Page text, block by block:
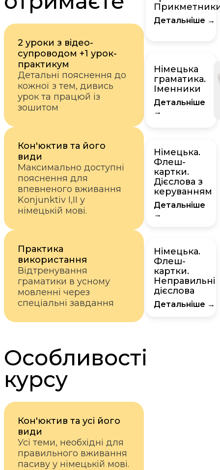
2 уроки з відео-
супроводом +1 урок-
практикум
Детальні пояснення до
кожної з тем, дивись
урок та працюй із
зошитом
Кон'юктив та його
види
Максимально доступні
пояснення для
впевненого вживання
Konjunktiv I,II у
німецькій мові.
Практика
використання
Відтренування
граматики в усному
мовленні через
спеціальні завдання
Особливості
курсу
Кон'юктив та усі його
види
Усі теми, необхідні для
правильного вживання
пасиву у німецькій мові.
Детальніше →
Німецька
граматика.
Іменники
Детальніше
→
Німецька.
Флеш-
картки.
Дієслова з
керуванням
Детальніше
→
Німецька.
Флеш-
картки.
Неправильні
дієслова
Детальніше →